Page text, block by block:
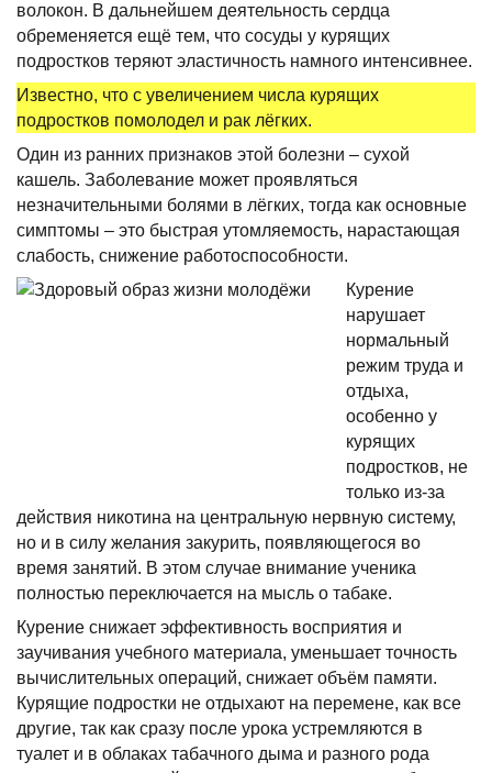
волокон. В дальнейшем деятельность сердца
обременяется ещё тем, что сосуды у курящих
подростков теряют эластичность намного интенсивнее.
Известно, что с увеличением числа курящих
подростков помолодел и рак лёгких.
Один из ранних признаков этой болезни – сухой
кашель. Заболевание может проявляться
незначительными болями в лёгких, тогда как основные
симптомы – это быстрая утомляемость, нарастающая
слабость, снижение работоспособности.
Курение
нарушает
нормальный
режим труда и
отдыха,
особенно у
курящих
подростков, не
только из-за
действия никотина на центральную нервную систему,
но и в силу желания закурить, появляющегося во
время занятий. В этом случае внимание ученика
полностью переключается на мысль о табаке.
Курение снижает эффективность восприятия и
заучивания учебного материала, уменьшает точность
вычислительных операций, снижает объём памяти.
Курящие подростки не отдыхают на перемене, как все
другие, так как сразу после урока устремляются в
туалет и в облаках табачного дыма и разного рода